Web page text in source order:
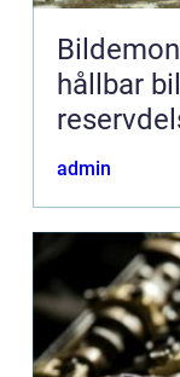
hållbar
admin